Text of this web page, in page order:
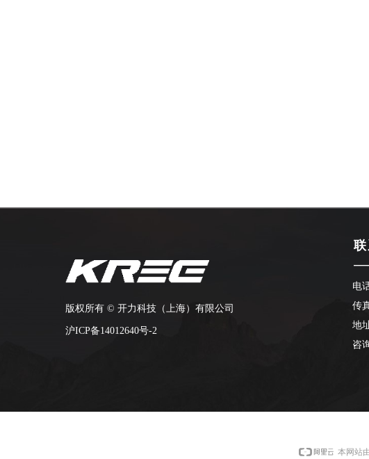
版权所有 © 开力科技（上海）有限公司
沪ICP备14012640号-2
电
传
地
咨
本网站